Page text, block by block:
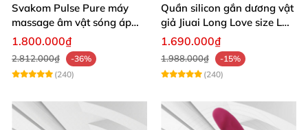
Svakom Pulse Pure máy
massage âm vật sóng áp
lực điều khiển app cao cấp
1.800.000₫
2.812.000₫
-36%
(240)
Quần silicon gắn dương vật
giả Jiuai Long Love size L
cho nữ les
1.690.000₫
1.988.000₫
-15%
(240)